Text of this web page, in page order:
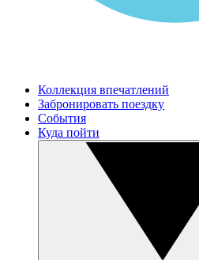
Коллекция впечатлений
Забронировать поездку
События
Куда пойти